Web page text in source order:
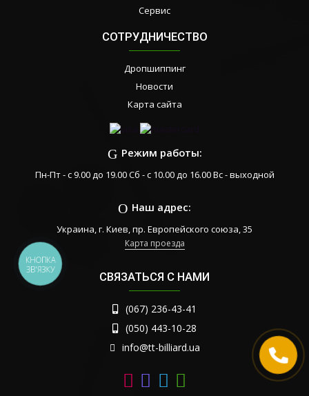
Сервис
СОТРУДНИЧЕСТВО
Дропшиппинг
Новости
Карта сайта
Режим работы:
Пн-Пт - с 9.00 до 19.00 Сб - с 10.00 до 16.00 Вс - выходной
Наш адрес:
Украина, г. Киев, пр. Европейского союза, 35
Карта проезда
СВЯЗАТЬСЯ С НАМИ
(067) 236-43-41
(050) 443-10-28
info@tt-billiard.ua
КНОПКА
ЗВ'ЯЗКУ